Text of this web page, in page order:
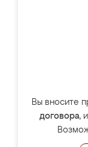
Вы вносите
договора,